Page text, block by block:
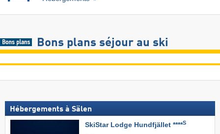
Bons plans séjour au ski
Hébergements à Sälen
SkiStar Lodge Hundfjället ****S